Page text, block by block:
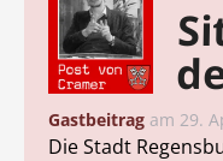
Gastbeitrag am 29.
Die Stadt